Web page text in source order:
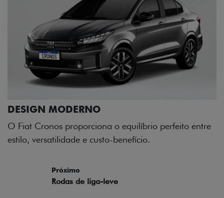
perfeito entre